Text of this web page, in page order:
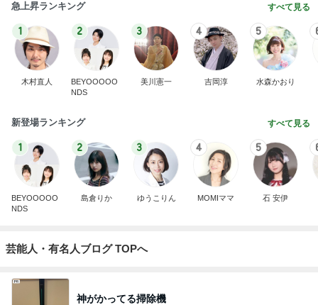
急上昇ランキング すべて見る
1
木村直人
2
BEYOOOOO
NDS
3
美川憲一
4
吉岡淳
5
水森かおり
新登場ランキング すべて見る
1
BEYOOOOO
NDS
2
島倉りか
3
ゆうこりん
4
MOMIママ
5
石 安伊
芸能人・有名人ブログ TOPへ
神がかってる掃除機